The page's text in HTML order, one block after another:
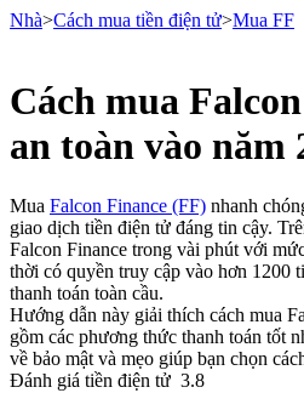
Hợp đồng tương lai
USDT Futures
Nhà>Cách mua tiền điện tử>Mua FF
Cách mua
an toàn vào năm
Mua Falcon Finance (FF) nhanh
giao dịch tiền điện tử đáng tin cậy.
Falcon Finance trong vài phút với
thời có quyền truy cập vào hơn 1200
thanh toán toàn cầu.
Hướng dẫn này giải thích cách mua
gồm các phương thức thanh toán tốt
về bảo mật và mẹo giúp bạn chọn
Đánh giá tiền điện tử 3.8